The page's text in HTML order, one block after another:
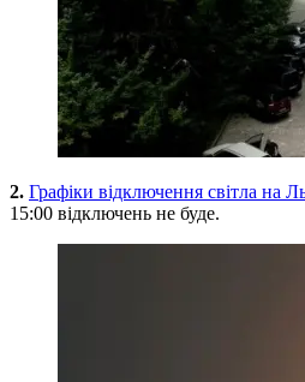
2. Графіки відключення світла на
15:00 відключень не буде.